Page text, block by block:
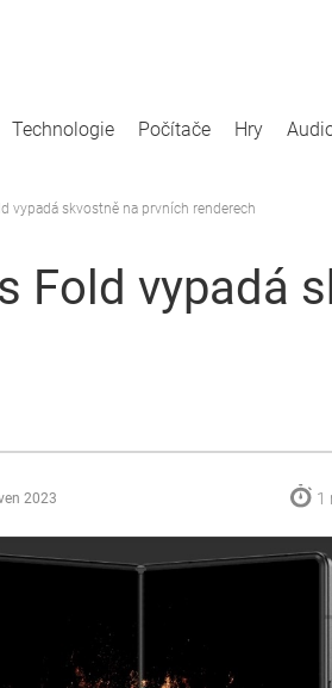
Technologie Počítače Hry
vypadá skvostně na prvních renderech
Fold vypadá
2023 1